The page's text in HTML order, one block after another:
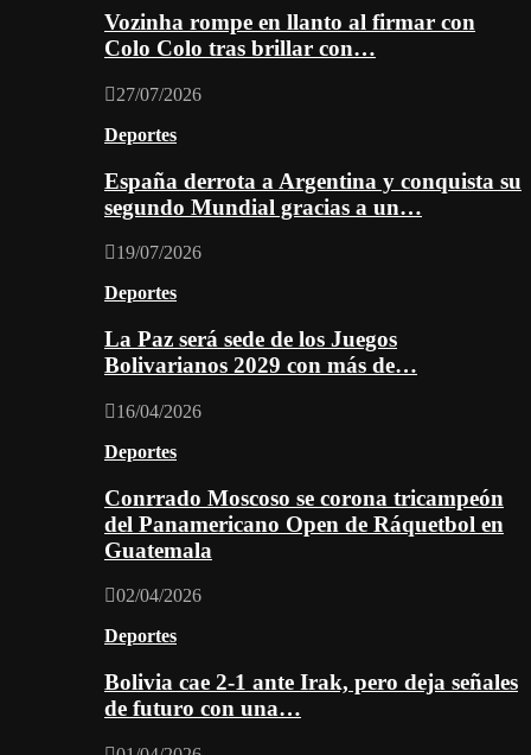
Vozinha rompe en llanto al firmar con
Colo Colo tras brillar con…
27/07/2026
Deportes
España derrota a Argentina y conquista su
segundo Mundial gracias a un…
19/07/2026
Deportes
La Paz será sede de los Juegos
Bolivarianos 2029 con más de…
16/04/2026
Deportes
Conrrado Moscoso se corona tricampeón
del Panamericano Open de Ráquetbol en
Guatemala
02/04/2026
Deportes
Bolivia cae 2-1 ante Irak, pero deja señales
de futuro con una…